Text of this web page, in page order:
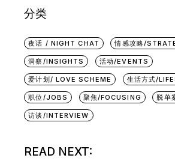
分类
夜话 / NIGHT CHAT 情感攻略/
洞察/INSIGHTS 活动/EVENTS
爱计划/ LOVE SCHEME 生活方式/
职位/JOBS 聚焦/FOCUSING 脱单
访谈/INTERVIEW
READ NEXT: